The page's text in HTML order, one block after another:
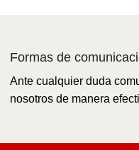
Formas de
Ante cualquier duda
nosotros de manera